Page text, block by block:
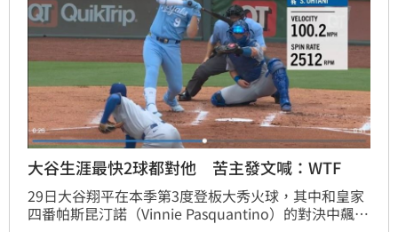
大谷生涯最快2球都對他 苦主發文喊：WTF
29日大谷翔平在本季第3度登板大秀火球，其中和皇家
四番帕斯昆汀諾（Vinnie Pasquantino）的對決中飆出